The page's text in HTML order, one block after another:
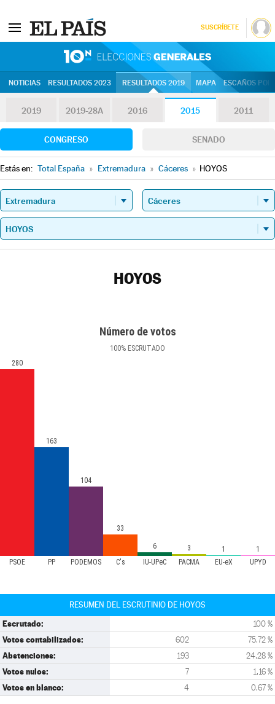
SUSCRÍBETE
NOTICIAS RESULTADOS 2023 RESULTADOS 2019 MAPA ESCAÑOS
2019 2019-28A 2016 2015 2011
CONGRESO SENADO
Estás en: Total España » Extremadura » Cáceres » HOYOS
HOYOS
Número de votos
100% ESCRUTADO
PSOE PP PODEMOS C's IU-UPeC PACMA EU-eX UPYD
280
163
104
33
6 3 1 1
RESUMEN DEL ESCRUTINIO DE HOYOS
Escrutado: 100 %
Votos contabilizados: 602 75,72 %
Abstenciones: 193 24,28 %
Votos nulos: 7 1,16 %
Votos en blanco: 4 0,67 %